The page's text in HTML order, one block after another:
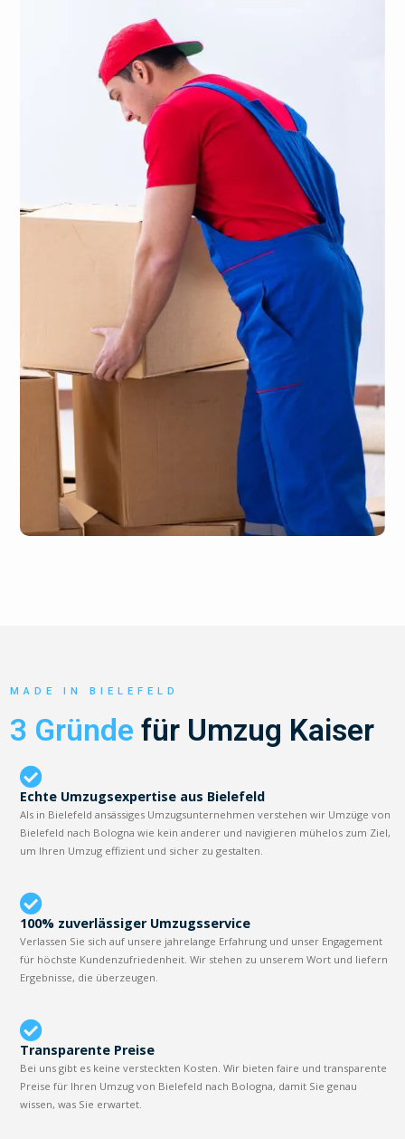
MADE IN BIELEFELD
3 Gründe für Umzug Kaiser
Echte Umzugsexpertise aus Bielefeld
Als in Bielefeld ansässiges Umzugsunternehmen verstehen wir Umzüge von
Bielefeld nach Bologna wie kein anderer und navigieren mühelos zum Ziel,
um Ihren Umzug effizient und sicher zu gestalten.
100% zuverlässiger Umzugsservice
Verlassen Sie sich auf unsere jahrelange Erfahrung und unser Engagement
für höchste Kundenzufriedenheit. Wir stehen zu unserem Wort und liefern
Ergebnisse, die überzeugen.
Transparente Preise
Bei uns gibt es keine versteckten Kosten. Wir bieten faire und transparente
Preise für Ihren Umzug von Bielefeld nach Bologna, damit Sie genau
wissen, was Sie erwartet.